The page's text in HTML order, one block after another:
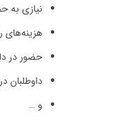
نیازی به
هزینه‌های
حضور در
داوطلبان
و …